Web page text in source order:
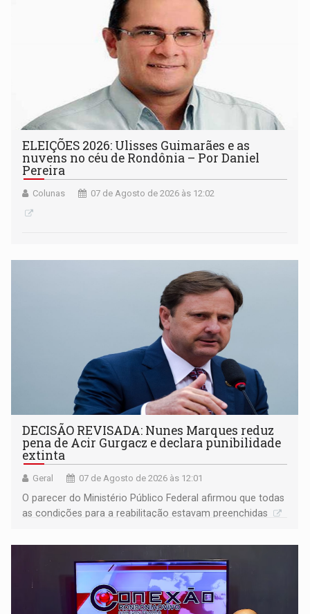
ELEIÇÕES 2026: Ulisses Guimarães e as
nuvens no céu de Rondônia – Por Daniel
Pereira
Colunas 07 de Agosto de 2026 às 12:02
DECISÃO REVISADA: Nunes Marques reduz
pena de Acir Gurgacz e declara punibilidade
extinta
Geral 07 de Agosto de 2026 às 12:01
O parecer do Ministério Público Federal afirmou que todas
as condições para a reabilitação estavam preenchidas